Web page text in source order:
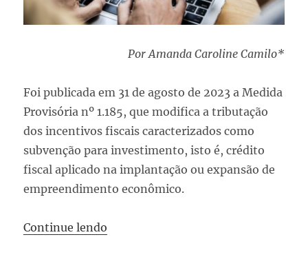
Por Amanda Caroline Camilo*
Foi publicada em 31 de agosto de 2023 a Medida
Provisória nº 1.185, que modifica a tributação
dos incentivos fiscais caracterizados como
subvenção para investimento, isto é, crédito
fiscal aplicado na implantação ou expansão de
empreendimento econômico.
Continue lendo